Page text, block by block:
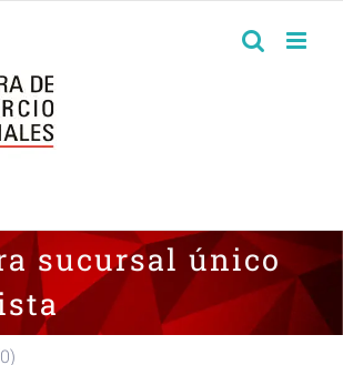
sucursal único